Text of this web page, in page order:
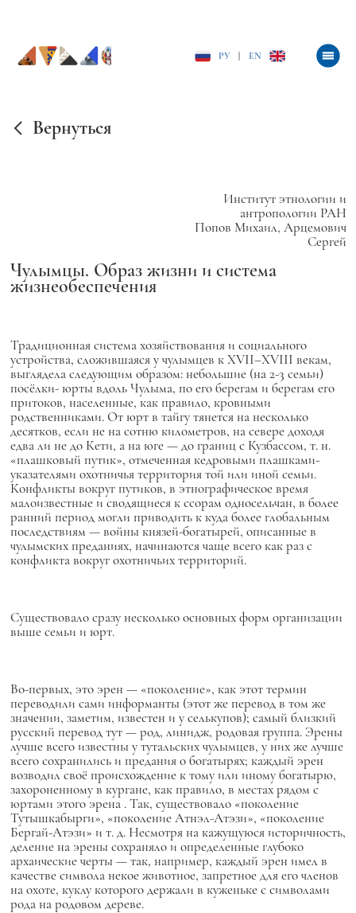
РУ EN
Вернуться
Институт этнологии и
антропологии РАН
Попов Михаил, Арцемович
Сергей
Чулымцы. Образ жизни и система
жизнеобеспечения
Традиционная система хозяйствования и социального
устройства, сложившаяся у чулымцев к XVII–XVIII векам,
выглядела следующим образом: небольшие (на 2-3 семьи)
посёлки- юрты вдоль Чулыма, по его берегам и берегам его
притоков, населенные, как правило, кровными
родственниками. От юрт в тайгу тянется на несколько
десятков, если не на сотню километров, на севере доходя
едва ли не до Кети, а на юге — до границ с Кузбассом, т. н.
«плашковый путик», отмеченная кедровыми плашками-
указателями охотничья территория той или иной семьи.
Конфликты вокруг путиков, в этнографическое время
малоизвестные и сводящиеся к ссорам односельчан, в более
ранний период могли приводить к куда более глобальным
последствиям — войны князей-богатырей, описанные в
чулымских преданиях, начинаются чаще всего как раз с
конфликта вокруг охотничьих территорий.
Существовало сразу несколько основных форм организации
выше семьи и юрт.
Во-первых, это эрен — «поколение», как этот термин
переводили сами информанты (этот же перевод в том же
значении, заметим, известен и у селькупов); самый близкий
русский перевод тут — род, линидж, родовая группа.Эрены
лучше всего известны у тутальских чулымцев, у них же лучше
всего сохранились и предания о богатырях; каждый эрен
возводил своё происхождение к тому или иному богатырю,
захороненному в кургане, как правило, в местах рядом с
юртами этого эрена . Так, существовало «поколение
Тутышкабырги», «поколение Атнэл-Атэзи», «поколение
Бергай-Атэзи» и т. д. Несмотря на кажущуюся историчность,
деление на эрены сохраняло и определенные глубоко
архаические черты — так, например, каждый эрен имел в
качестве символа некое животное, запретное для его членов
на охоте, куклу которого держали в куженьке с символами
рода на родовом дереве.